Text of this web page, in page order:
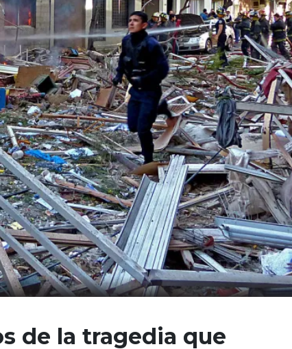
de la tragedia que